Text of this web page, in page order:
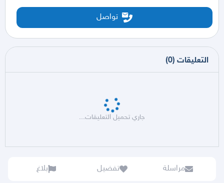
تواصل
التعليقات (
0
)
جاري تحميل التعليقات...
مراسلة تفضيل بلاغ